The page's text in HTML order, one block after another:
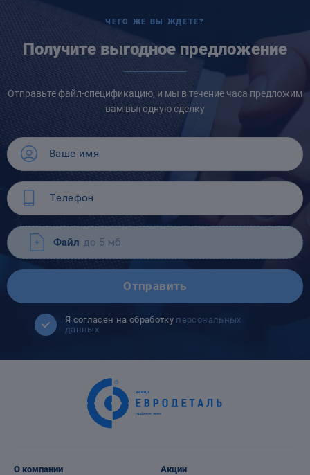
ЧЕГО ЖЕ ВЫ ЖДЕТЕ?
Получите выгодное предложение
Отправьте файл-спецификацию, и мы в течение часа предложим
вам выгодную сделку
Файл до 5 мб
Отправить
Я согласен на обработку персональных
данных
О компании
Акции